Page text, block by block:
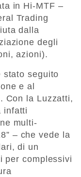
in Hi-MTF –
Trading
dalla
degli
azioni).
stato seguito
e al
Con la Luzzatti,
infatti
multi-
– che vede la
di un
per complessivi